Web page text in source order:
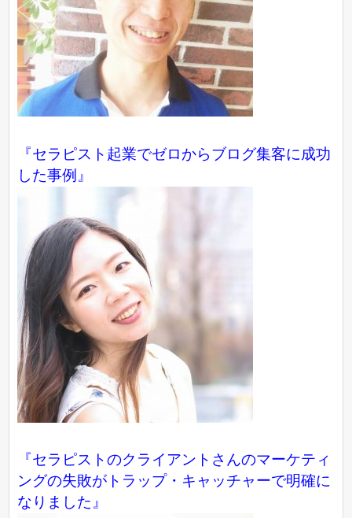
『セラピスト起業でゼロからブログ集客に成功
した事例 』
『セラピストのクライアントさんのマーケティ
ングの失敗がトラップ・キャッチャーで明確に
なりました』